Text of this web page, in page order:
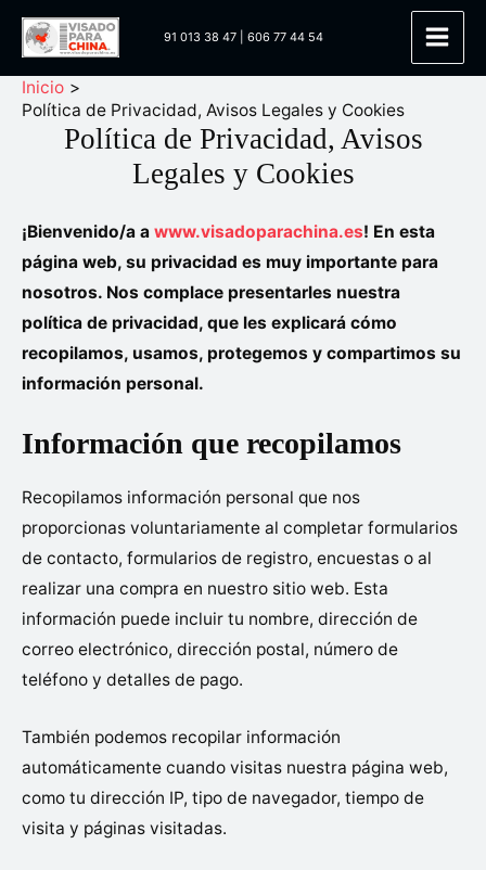
contenido
91 013 38 47 606 77 44 54
Main
Inicio
Política de Privacidad, Avisos Legales y Cookies
Política de Privacidad, Avisos
Legales y Cookies
¡Bienvenido/a a www.visadoparachina.es! En esta
página web, su privacidad es muy importante para
nosotros. Nos complace presentarles nuestra
política de privacidad, que les explicará cómo
recopilamos, usamos, protegemos y compartimos su
información personal.
Información que recopilamos
Recopilamos información personal que nos
proporcionas voluntariamente al completar formularios
de contacto, formularios de registro, encuestas o al
realizar una compra en nuestro sitio web. Esta
información puede incluir tu nombre, dirección de
correo electrónico, dirección postal, número de
teléfono y detalles de pago.
También podemos recopilar información
automáticamente cuando visitas nuestra página web,
como tu dirección IP, tipo de navegador, tiempo de
visita y páginas visitadas.